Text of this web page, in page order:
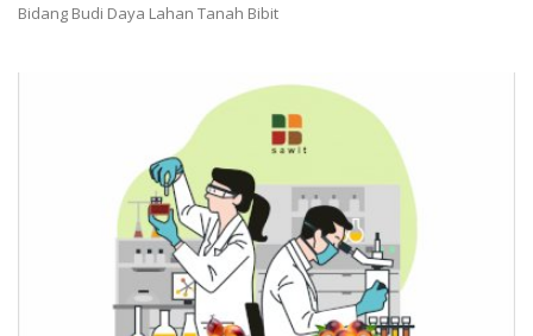
Bidang Budi Daya Lahan Tanah Bibit